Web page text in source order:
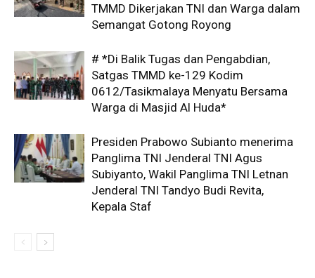
TMMD Dikerjakan TNI dan Warga dalam
Semangat Gotong Royong
# *Di Balik Tugas dan Pengabdian,
Satgas TMMD ke-129 Kodim
0612/Tasikmalaya Menyatu Bersama
Warga di Masjid Al Huda*
Presiden Prabowo Subianto menerima
Panglima TNI Jenderal TNI Agus
Subiyanto, Wakil Panglima TNI Letnan
Jenderal TNI Tandyo Budi Revita,
Kepala Staf